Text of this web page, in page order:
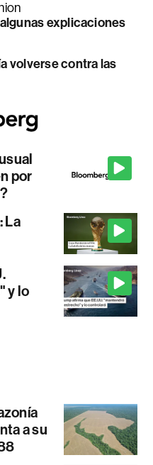
explicaciones
volverse contra las
por
La
y lo
a su